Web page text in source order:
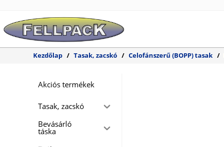
content
Kezdőlap / Tasak, zacskó / Celofánszerű (BOPP) tasak /
Akciós termékek
Tasak, zacskó
Bevásárló
táska